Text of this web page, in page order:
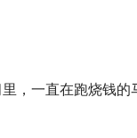
，一直在跑烧钱的